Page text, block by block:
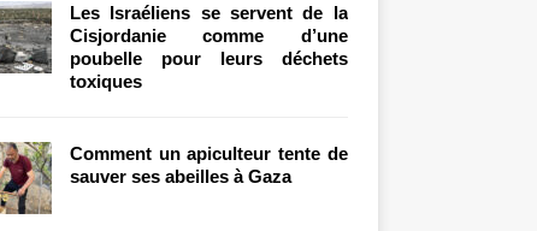
Les Israéliens se servent de la
Cisjordanie comme d’une
poubelle pour leurs déchets
toxiques
Comment un apiculteur tente de
sauver ses abeilles à Gaza